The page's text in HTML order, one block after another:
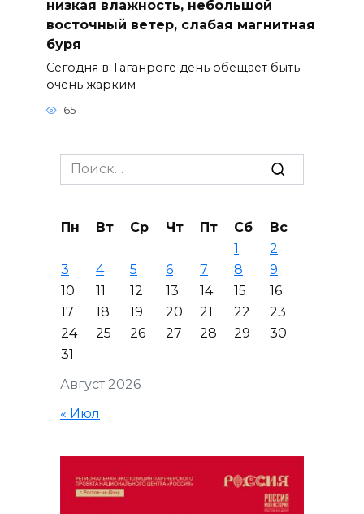
низкая влажность, небольшой
восточный ветер, слабая магнитная
буря
Сегодня в Таганроге день обещает быть
очень жарким
65
Search
for:
Август 2026
Пн Вт Ср Чт Пт Сб
Вс
1
2
3
4 5 6 7 8
9
10
11 12 13 14 15
16
17
18 19 20 21 22
23
24
25 26 27 28 29
30
31
« Июл